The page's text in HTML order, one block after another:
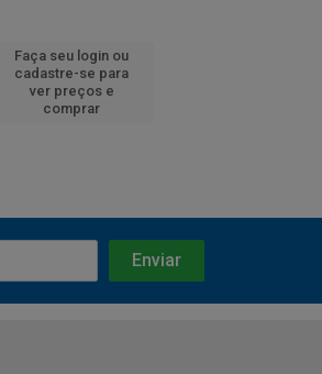
Faça seu login ou
cadastre-se para
ver preços e
comprar